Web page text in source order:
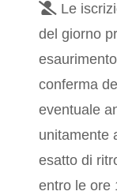
Le
del giorno
conferma
eventuale
unitamente
esatto di
entro le ore